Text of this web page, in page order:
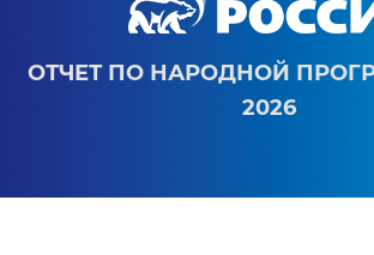
ОТЧЕТ ПО НАРОДНОЙ
2026